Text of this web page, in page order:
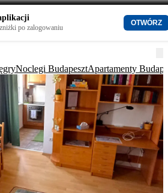
po zalogowaniu
OTWÓRZ
Noclegi BudapesztApartamenty